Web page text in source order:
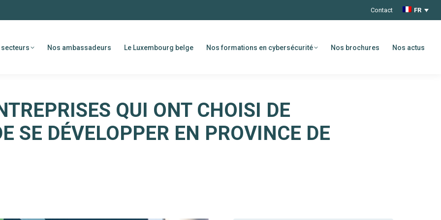
Contact FR
secteurs Nos ambassadeurs Le Luxembourg belge Nos formations en cybersécurité Nos brochures Nos actus
QUI ONT CHOISI DE
SE DÉVELOPPER EN PROVINCE DE